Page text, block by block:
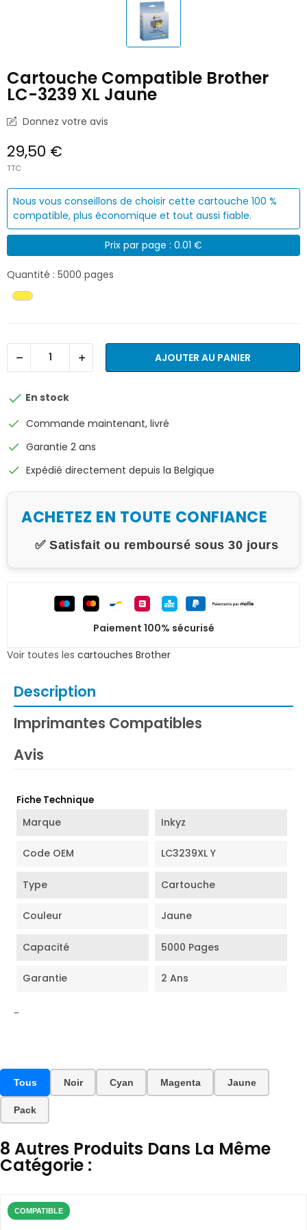
Cartouche Compatible Brother
LC-3239 XL Jaune
Donnez votre avis
29,50 €
TTC
Nous vous conseillons de choisir cette cartouche 100 %
compatible, plus économique et tout aussi fiable.
Prix par page : 0.01 €
Quantité : 5000 pages
AJOUTER AU PANIER
 En stock
check Commande maintenant, livré
check Garantie 2 ans
check Expédié directement depuis la Belgique
ACHETEZ EN TOUTE CONFIANCE
✅ Satisfait ou remboursé sous 30 jours
Paiement 100% sécurisé
Voir toutes les cartouches Brother
Description
Imprimantes Compatibles
Avis
Fiche Technique
Marque Inkyz
Code OEM LC3239XL Y
Type Cartouche
Couleur Jaune
Capacité 5000 Pages
Garantie 2 Ans
-
Tous Noir Cyan Magenta Jaune
Pack
8 Autres Produits Dans La Même
Catégorie :
COMPATIBLE